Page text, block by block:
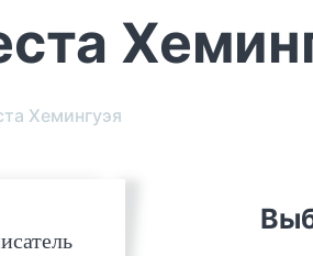
Хемингуэя